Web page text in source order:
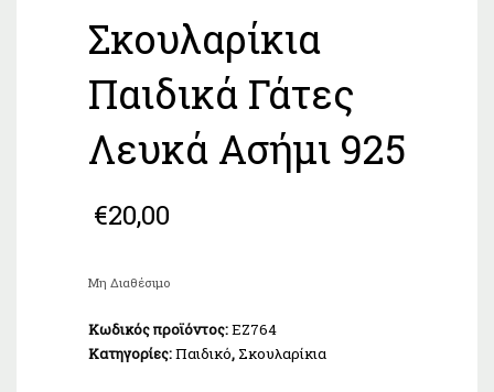
Σκουλαρίκια
Παιδικά Γάτες
Λευκά Ασήμι 925
€20,00
Μη Διαθέσιμο
Κωδικός προϊόντος:EZ764
Κατηγορίες:Παιδικό, Σκουλαρίκια